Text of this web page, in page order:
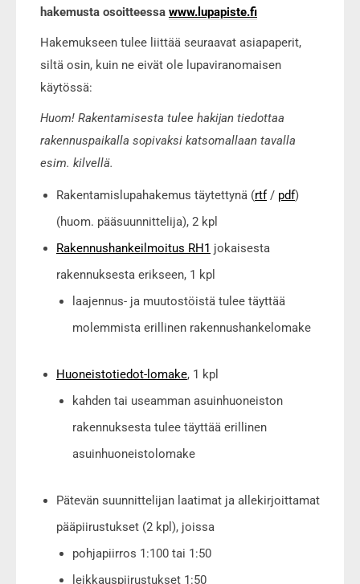
hakemusta osoitteessa www.lupapiste.fi
Hakemukseen tulee liittää seuraavat asiapaperit,
siltä osin, kuin ne eivät ole lupaviranomaisen
käytössä:
Huom! Rakentamisesta tulee hakijan tiedottaa
rakennuspaikalla sopivaksi katsomallaan tavalla
esim. kilvellä.
Rakentamislupahakemus täytettynä (rtf/ pdf)
(huom. pääsuunnittelija), 2 kpl
Rakennushankeilmoitus RH1 jokaisesta
rakennuksesta erikseen, 1 kpl
laajennus- ja muutostöistä tulee täyttää
molemmista erillinen rakennushankelomake
Huoneistotiedot-lomake, 1 kpl
kahden tai useamman asuinhuoneiston
rakennuksesta tulee täyttää erillinen
asuinhuoneistolomake
Pätevän suunnittelijan laatimat ja allekirjoittamat
pääpiirustukset (2 kpl), joissa
pohjapiirros 1:100 tai 1:50
leikkauspiirustukset 1:50